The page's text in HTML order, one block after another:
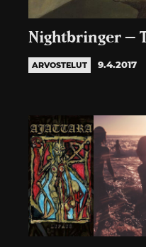
Nightbringer –
ARVOSTELUT 9.4.2017